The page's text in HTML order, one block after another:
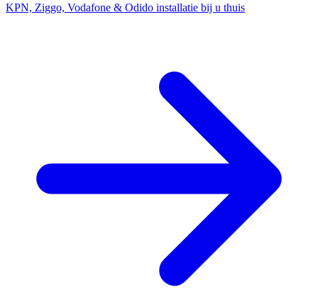
KPN, Ziggo, Vodafone & Odido installatie bij u thuis